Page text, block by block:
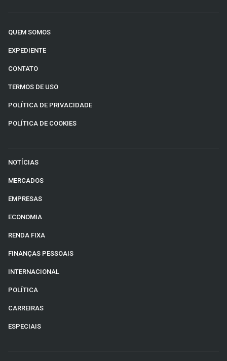
QUEM SOMOS
EXPEDIENTE
CONTATO
TERMOS DE USO
POLÍTICA DE PRIVACIDADE
POLÍTICA DE COOKIES
NOTÍCIAS
MERCADOS
EMPRESAS
ECONOMIA
RENDA FIXA
FINANÇAS PESSOAIS
INTERNACIONAL
POLÍTICA
CARREIRAS
ESPECIAIS